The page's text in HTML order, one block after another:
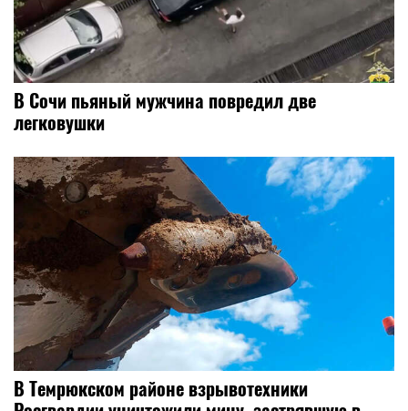
В Сочи пьяный мужчина повредил две
легковушки
В Темрюкском районе взрывотехники